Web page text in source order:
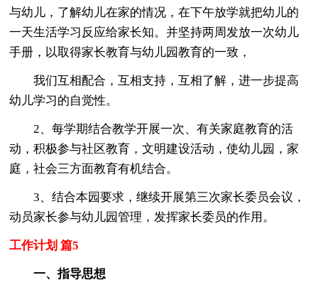
与幼儿，了解幼儿在家的情况，在下午放学就把幼儿的
一天生活学习反应给家长知。并坚持两周发放一次幼儿
手册，以取得家长教育与幼儿园教育的一致，
我们互相配合，互相支持，互相了解，进一步提高
幼儿学习的自觉性。
2、每学期结合教学开展一次、有关家庭教育的活
动，积极参与社区教育，文明建设活动，使幼儿园，家
庭，社会三方面教育有机结合。
3、结合本园要求，继续开展第三次家长委员会议，
动员家长参与幼儿园管理，发挥家长委员的作用。
工作计划 篇5
一、指导思想